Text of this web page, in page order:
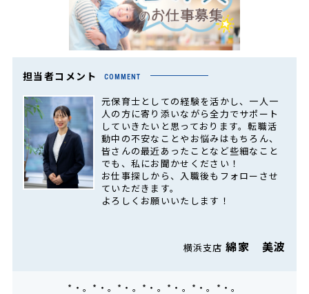
担当者コメント COMMENT
元保育士としての経験を活かし、一人一
人の方に寄り添いながら全力でサポート
していきたいと思っております。転職活
動中の不安なことやお悩みはもちろん、
皆さんの最近あったことなど些細なこと
でも、私にお聞かせください！
お仕事探しから、入職後もフォローさせ
ていただきます。
よろしくお願いいたします！
横浜支店綿家 美波
*・。*・。*・。*・。*・。*・。*・。